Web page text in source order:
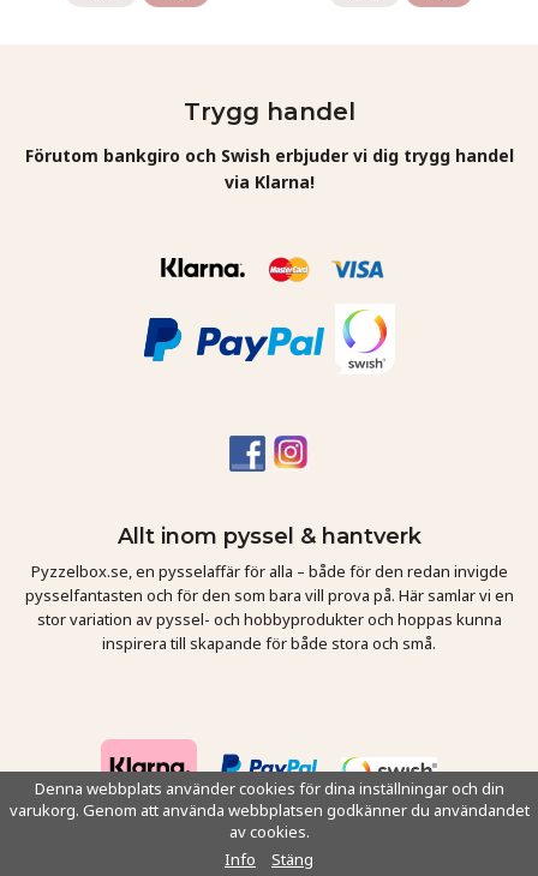
Trygg handel
Förutom bankgiro och Swish erbjuder vi dig trygg handel
via Klarna!
Allt inom pyssel & hantverk
Pyzzelbox.se, en pysselaffär för alla – både för den redan invigde
pysselfantasten och för den som bara vill prova på. Här samlar vi en
stor variation av pyssel- och hobbyprodukter och hoppas kunna
inspirera till skapande för både stora och små.
Drift & produktion:
Denna webbplats använder cookies för dina inställningar och din
varukorg. Genom att använda webbplatsen godkänner du användandet
av cookies.
Info
Stäng